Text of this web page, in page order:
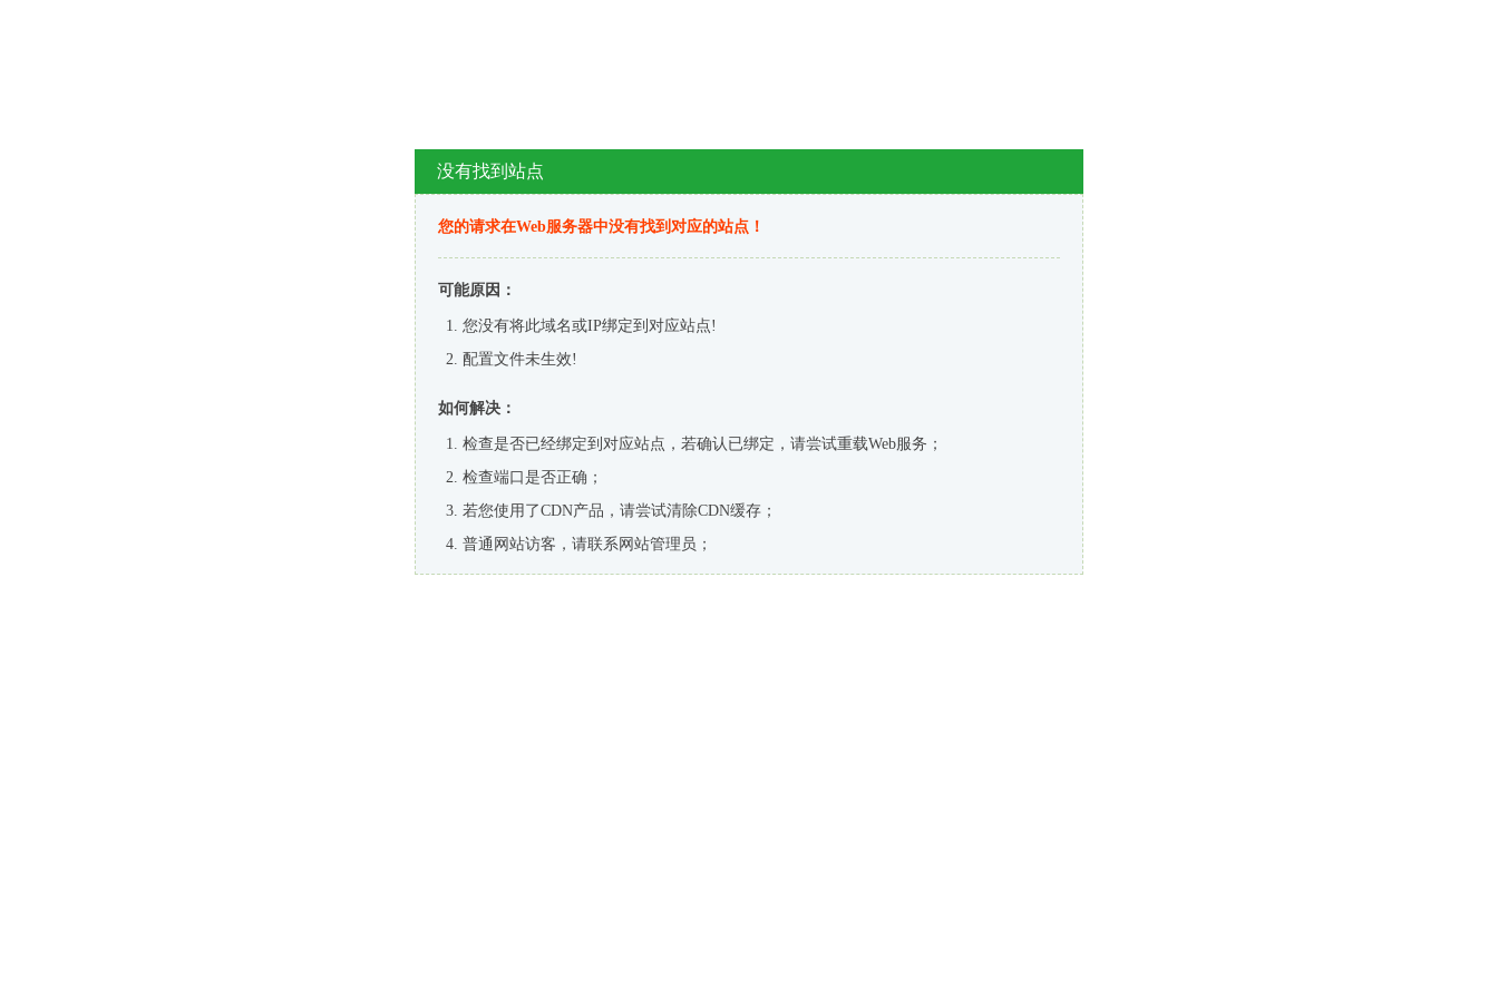
没有找到站点
您的请求在Web服务器中没有找到对应的站点！
可能原因：
您没有将此域名或IP绑定到对应站点!
配置文件未生效!
如何解决：
检查是否已经绑定到对应站点，若确认已绑定，请尝试重载Web服务；
检查端口是否正确；
若您使用了CDN产品，请尝试清除CDN缓存；
普通网站访客，请联系网站管理员；